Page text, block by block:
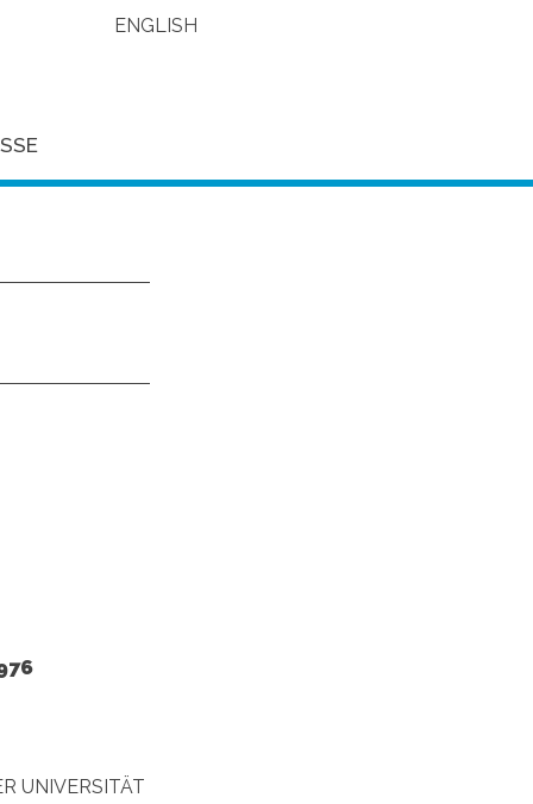
ENGLISH
UNIVERSITÄT